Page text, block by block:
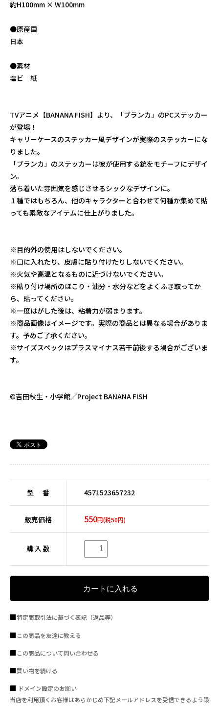
約H100mm × W100mm
●原産国
日本
●素材
塩ビ 紙
TVアニメ【BANANA FISH】より、「ブランカ」のPCステッカー
が登場！
キャリーケースのステッカー風デザインが実際のステッカーにな
りました。
「ブランカ」のステッカーは彼が使用する銃をモチーフにデザイ
ン。
落ち着いた雰囲気を感じさせるシックなデザインに。
１種ではもちろん、他のキャラクターと合わせて何種か集めて貼
っても素敵なアイテムに仕上がりました。
※目的外の使用はしないでください。
※口に入れたり、皮膚に貼り付けたりしないでください。
※火気や高温となるものに近づけないでください。
※貼り付け場所のほこり・油分・水分などをよくふき取ってか
ら、貼ってください。
※一度はがした後は、粘着力が弱まります。
※商品画像はイメージです。実際の商品とは異なる場合がありま
す。予めご了承ください。
※サイズスペックはプラスマイナス若干前後する場合がございま
す。
©吉田秋生・小学館／Project BANANA FISH
型 番 4571523657232
販売価格 550円(税50円)
購 入 数
特定商取引法に基づく表記（返品等）
この商品を友達に教える
この商品について問い合わせる
買い物を続ける
ドメイン設定のお願い
当店を利用頂くお客様はあらかじめ下記メールアドレスを受信できるよう設